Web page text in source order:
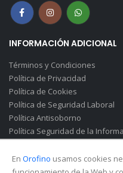
INFORMACIÓN ADICIONAL
Términos y Condiciones
Política de Privacidad
Política de Cookies
Política de Seguridad Laboral
Política Antisoborno
Política Seguridad de la
En Orofino usamos cookies